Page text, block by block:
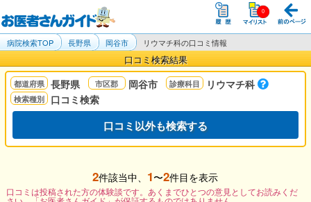
病院検索TOP 長野県 岡谷市 リウマチ科の口コミ情報
口コミ検索結果
長野県 岡谷市
リウマチ科
口コミ検索
口コミ以外も検索する
2件該当中、 1〜2件目を表示
口コミは投稿された方の体験談です。あくまでひとつの意見としてお読みくだ